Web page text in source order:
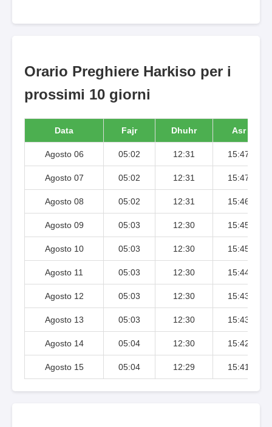
Orario Preghiere Harkiso per i
prossimi 10 giorni
Data Fajr Dhuhr Asr
Agosto 06 05:02 12:31 15:47
Agosto 07 05:02 12:31 15:47
Agosto 08 05:02 12:31 15:46
Agosto 09 05:03 12:30 15:45
Agosto 10 05:03 12:30 15:45
Agosto 11 05:03 12:30 15:44
Agosto 12 05:03 12:30 15:43
Agosto 13 05:03 12:30 15:43
Agosto 14 05:04 12:30 15:42
Agosto 15 05:04 12:29 15:41